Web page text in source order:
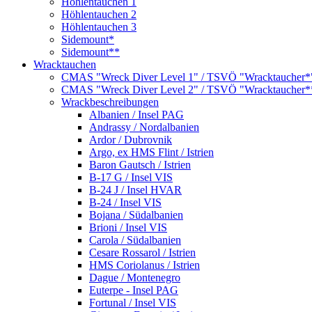
Höhlentauchen 2
Höhlentauchen 3
Sidemount*
Sidemount**
Wracktauchen
CMAS "Wreck Diver Level 1" / TSVÖ
CMAS "Wreck Diver Level 2" / TSVÖ
Wrackbeschreibungen
Albanien / Insel PAG
Andrassy / Nordalbanien
Ardor / Dubrovnik
Argo, ex HMS Flint / Istrien
Baron Gautsch / Istrien
B-17 G / Insel VIS
B-24 J / Insel HVAR
B-24 / Insel VIS
Bojana / Südalbanien
Brioni / Insel VIS
Carola / Südalbanien
Cesare Rossarol / Istrien
HMS Coriolanus / Istrien
Dague / Montenegro
Euterpe - Insel PAG
Fortunal / Insel VIS